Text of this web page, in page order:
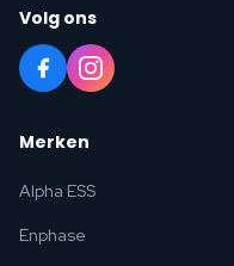
Volg ons
Merken
Alpha ESS
Enphase